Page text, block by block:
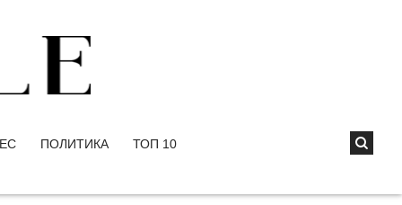
ПОЛИТИКА ТОП 10